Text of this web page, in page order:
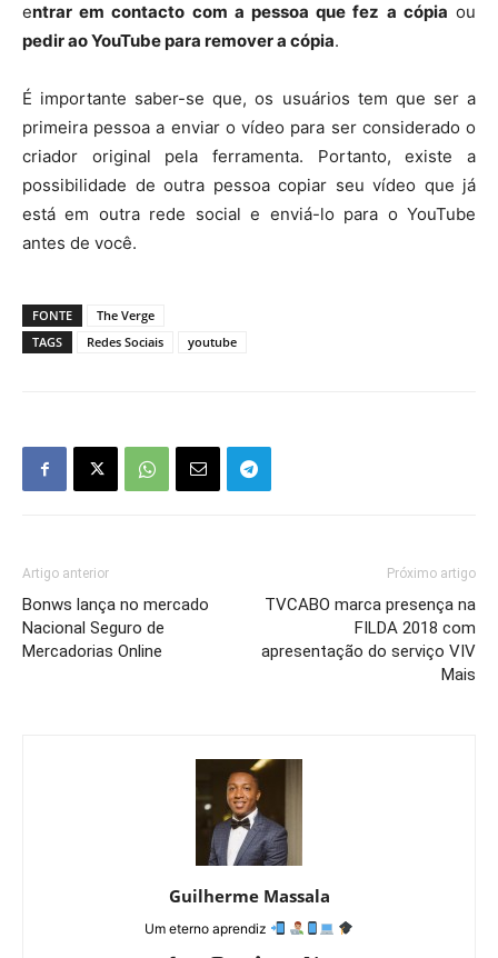
entrar em contacto com a pessoa que fez a cópia ou
pedir ao YouTube para remover a cópia.
É importante saber-se que, os usuários tem que ser a
primeira pessoa a enviar o vídeo para ser considerado o
criador original pela ferramenta. Portanto, existe a
possibilidade de outra pessoa copiar seu vídeo que já
está em outra rede social e enviá-lo para o YouTube
antes de você.
FONTE
The Verge
TAGS
Redes Sociais youtube
Artigo anterior
Bonws lança no mercado
Nacional Seguro de
Mercadorias Online
Próximo artigo
TVCABO marca presença na
FILDA 2018 com
apresentação do serviço VIV
Mais
Guilherme Massala
Um eterno aprendiz